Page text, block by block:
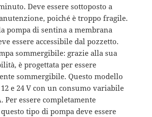
Deve essere sottoposto a
poiché è troppo fragile.
pompa di sentina a membrana
essere accessibile dal pozzetto.
sommergibile: grazie alla sua
è progettata per essere
sommergibile. Questo modello
e 24 V con un consumo variabile
Per essere completamente
tipo di pompa deve essere